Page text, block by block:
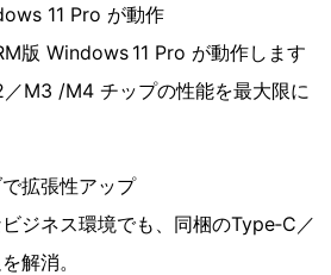
11 Pro が動作
版 Windows 11 Pro が動作します
M3 /M4 チップの性能を最大限に
拡張性アップ
ジネス環境でも、同梱のType‑C／
解消。